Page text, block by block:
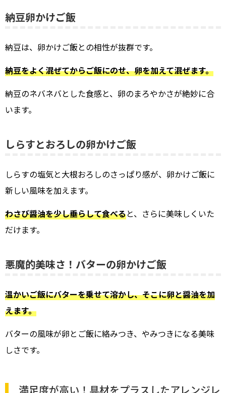
納豆卵かけご飯
納豆は、卵かけご飯との相性が抜群です。
納豆をよく混ぜてからご飯にのせ、卵を加えて混ぜます。
納豆のネバネバとした食感と、卵のまろやかさが絶妙に合
います。
しらすとおろしの卵かけご飯
しらすの塩気と大根おろしのさっぱり感が、卵かけご飯に
新しい風味を加えます。
わさび醤油を少し垂らして食べると、さらに美味しくいた
だけます。
悪魔的美味さ！バターの卵かけご飯
温かいご飯にバターを乗せて溶かし、そこに卵と醤油を加
えます。
バターの風味が卵とご飯に絡みつき、やみつきになる美味
しさです。
満足度が高い！具材をプラスしたアレンジレ